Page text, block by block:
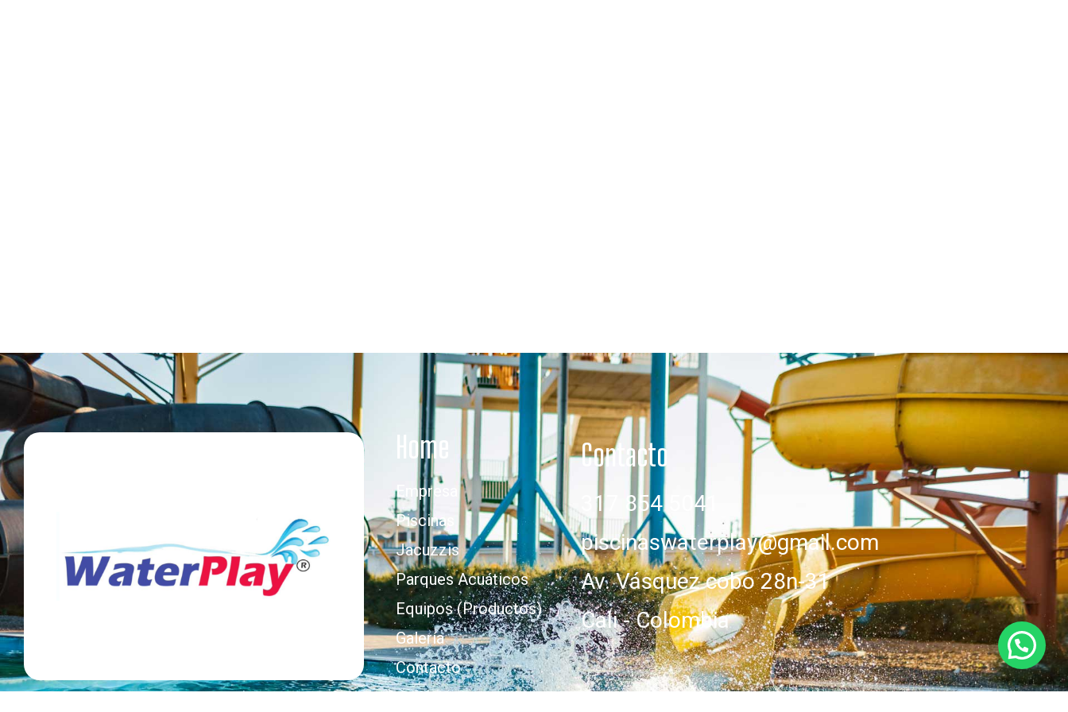
Home
Empresa
Piscinas
Jacuzzis
Parques Acuáticos
Equipos (Productos)
Galería
Contacto
Contacto
317 854 5041
piscinaswaterplay@gmail.com
Av. Vásquez cobo 28n-31
Cali - Colombia